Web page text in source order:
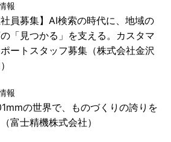
報
社員募集】AI検索の時代に、地域の
「見つかる」を支える。カスタマ
ートスタッフ募集（株式会社金沢
報
の世界で、ものづくりの誇りを
富士精機株式会社）